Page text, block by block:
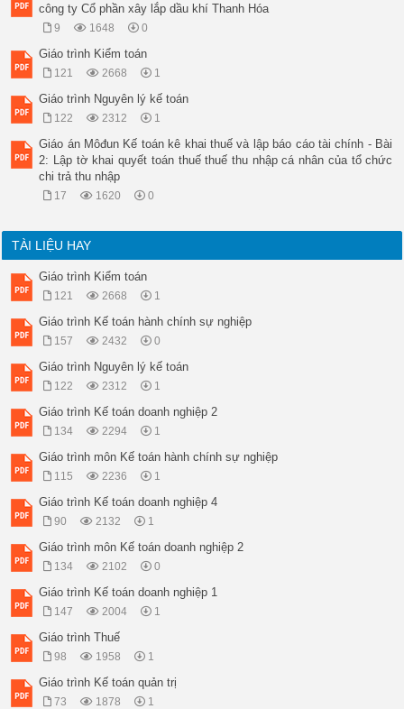
công ty Cổ phần xây lắp dầu khí Thanh Hóa
9 1648 0
Giáo trình Kiểm toán
121 2668 1
Giáo trình Nguyên lý kế toán
122 2312 1
Giáo án Môđun Kế toán kê khai thuế và lập báo cáo tài chính - Bài
2: Lập tờ khai quyết toán thuế thuế thu nhập cá nhân của tổ chức
chi trả thu nhập
17 1620 0
TÀI LIỆU HAY
Giáo trình Kiểm toán
121 2668 1
Giáo trình Kế toán hành chính sự nghiệp
157 2432 0
Giáo trình Nguyên lý kế toán
122 2312 1
Giáo trình Kế toán doanh nghiệp 2
134 2294 1
Giáo trình môn Kế toán hành chính sự nghiệp
115 2236 1
Giáo trình Kế toán doanh nghiệp 4
90 2132 1
Giáo trình môn Kế toán doanh nghiệp 2
134 2102 0
Giáo trình Kế toán doanh nghiệp 1
147 2004 1
Giáo trình Thuế
98 1958 1
Giáo trình Kế toán quản trị
73 1878 1